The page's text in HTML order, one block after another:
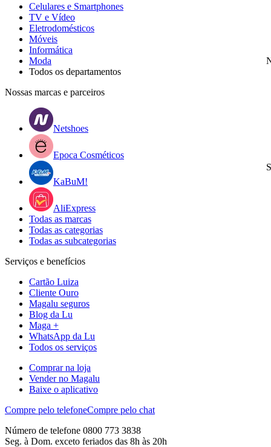
Celulares e Smartphones
TV e Vídeo
Eletrodomésticos
Móveis
Informática
Moda
Todos os departamentos
Nossas marcas e parceiros
Netshoes
Epoca Cosméticos
KaBuM!
AliExpress
Todas as marcas
Todas as categorias
Todas as subcategorias
Serviços e benefícios
Cartão Luiza
Cliente Ouro
Magalu seguros
Blog da Lu
Maga +
WhatsApp da Lu
Todos os serviços
Comprar na loja
Vender no Magalu
Baixe o aplicativo
Compre pelo telefoneCompre pelo chat
Número de telefone 0800 773 3838
Seg. à Dom. exceto feriados das 8h às 20h